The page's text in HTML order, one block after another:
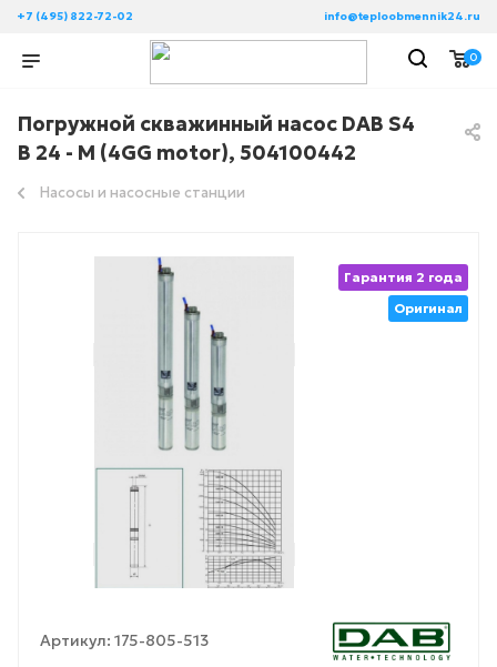
+7 (495) 822-72-02 info@teploobmennik24.ru
0
Погружной скважинный насос DAB S4
B 24 - M (4GG motor), 504100442
Насосы и насосные станции
Гарантия 2 года
Оригинал
Артикул: 175-805-513